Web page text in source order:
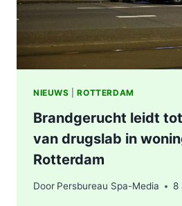
NIEUWS |ROTTERDAM
Brandgerucht leidt
van drugslab in
Rotterdam
Door Persbureau Spa-Media 8